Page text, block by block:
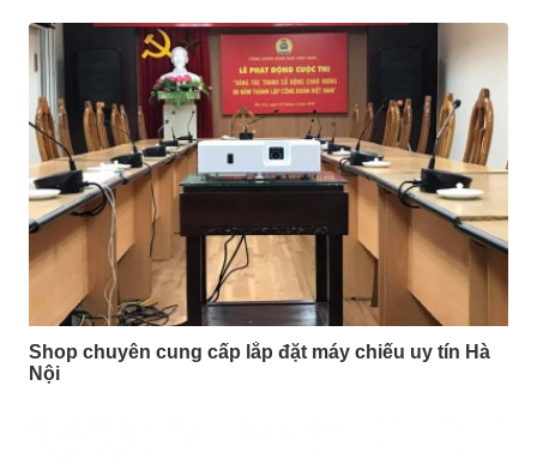
Shop chuyên cung cấp lắp đặt máy chiếu uy tín Hà
Nội